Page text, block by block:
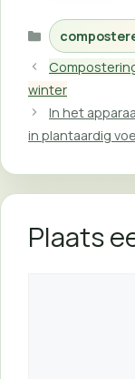
Categorieën
winter
In het
in plantaardig
Plaats